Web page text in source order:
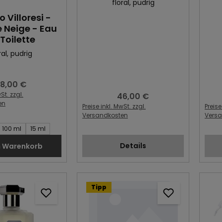
Villoresi -
Neige - Eau
, pudrig
Preis:
€
zzgl.
100 ml 15 ml
Warenkorb
floral, pudrig
Regulärer Preis:
46,00 €
Preise inkl. MwSt. zzgl.
Versandkosten
Details
Tipp